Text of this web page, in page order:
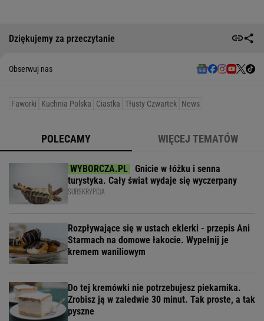
Dziękujemy za przeczytanie
Obserwuj nas
Faworki Kuchnia Polska Ciastka Tłusty Czwartek News
POLECAMY WIĘCEJ TEMATÓW
Gnicie w łóżku i senna
turystyka. Cały świat wydaje się wyczerpany
SUBSKRYPCJA
Rozpływające się w ustach eklerki - przepis Ani
Starmach na domowe łakocie. Wypełnij je
kremem waniliowym
Do tej kremówki nie potrzebujesz piekarnika.
Zrobisz ją w zaledwie 30 minut. Tak proste, a tak
pyszne